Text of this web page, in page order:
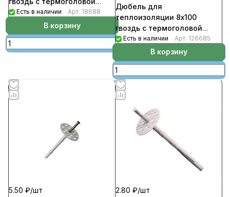
(1000шт/уп) IZL-T
Есть в наличии Арт. 18688
В корзину
Дюбель для
теплоизоляции 8х100
гвоздь с термоголовой
(460шт/уп) Termoclip
Есть в наличии Арт. 126685
В корзину
5.50 ₽/шт
2.80 ₽/шт